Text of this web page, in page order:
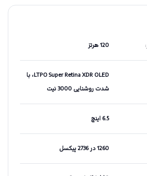
: 120 هرتز
LTPO Super Retina XDR OLED، با
شدت روشنایی 3000 نیت
6.5 اینچ
1260 در 2736 پیکسل